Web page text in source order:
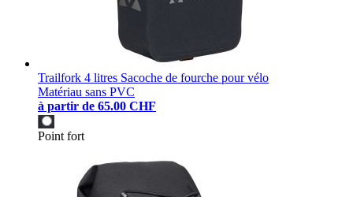
Trailfork 4 litres Sacoche de fourche pour vélo
Matériau sans PVC
à partir de 65.00 CHF
Point fort